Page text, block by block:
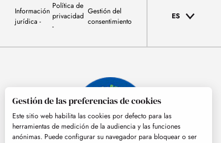
Información
jurídica
Política de
privacidad
Gestión del
consentimiento
ES
Gestión de las preferencias de cookies
Este sitio web habilita las cookies por defecto para las
herramientas de medición de la audiencia y las funciones
anónimas. Puede configurar su navegador para bloquear o ser